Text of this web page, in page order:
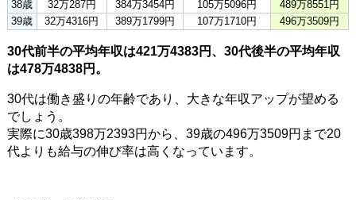
38歳 32万287円 384万3454円 105万5096円
489万8551円
39歳
32万4316円 389万1799円 107万1710円 496万3509円
30代前半の平均年収は421万4383円、30代後半の平均年収
は478万4838円。
30代は働き盛りの年齢であり、大きな年収アップが望める
でしょう。
実際に30歳398万2393円から、39歳の496万3509円まで20
代よりも給与の伸び率は高くなっています。